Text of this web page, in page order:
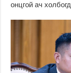
онцгой ач